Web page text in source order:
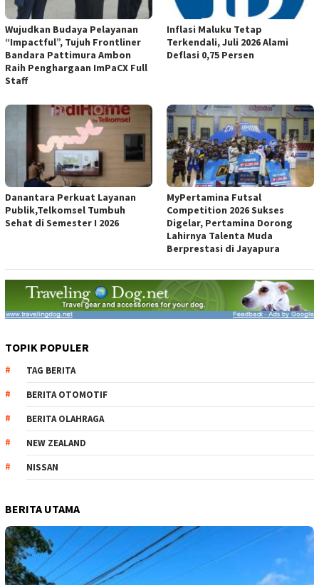
Wujudkan Budaya Pelayanan
“Impactful”, Tujuh Frontliner
Bandara Pattimura Ambon
Raih Penghargaan ImPaCX Full
Staff
Inflasi Maluku Tetap
Terkendali, Juli 2026 Alami
Deflasi 0,75 Persen
Danantara Perkuat Layanan
Publik,Telkomsel Tumbuh
Sehat di Semester I 2026
MyPertamina Futsal
Competition 2026 Sukses
Digelar, Pertamina Dorong
Lahirnya Talenta Muda
Berprestasi di Jayapura
TOPIK POPULER
TAG BERITA
BERITA OTOMOTIF
BERITA OLAHRAGA
NEW ZEALAND
NISSAN
BERITA UTAMA